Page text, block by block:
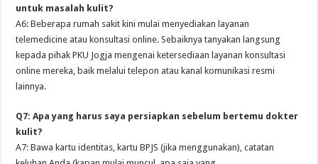
untuk masalah kulit?
A6: Beberapa rumah sakit kini mulai menyediakan layanan
telemedicine atau konsultasi online. Sebaiknya tanyakan langsung
kepada pihak PKU Jogja mengenai ketersediaan layanan konsultasi
online mereka, baik melalui telepon atau kanal komunikasi resmi
lainnya.
Q7: Apa yang harus saya persiapkan sebelum bertemu dokter
kulit?
A7: Bawa kartu identitas, kartu BPJS (jika menggunakan), catatan